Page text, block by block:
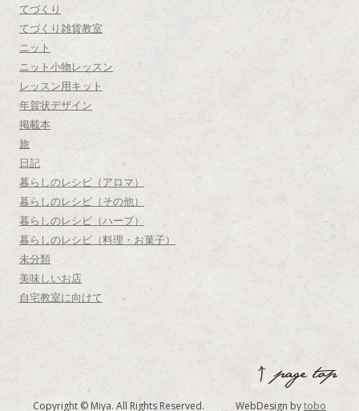
てづくり
てづくり雑貨教室
ニット
ニット小物レッスン
レッスン用キット
年賀状デザイン
掲載本
旅
日記
暮らしのレシピ（アロマ）
暮らしのレシピ（その他）
暮らしのレシピ（ハーブ）
暮らしのレシピ（料理・お菓子）
未分類
美味しいお店
自宅教室に向けて
Copyright © Miya. All Rights Reserved. WebDesign bytobo